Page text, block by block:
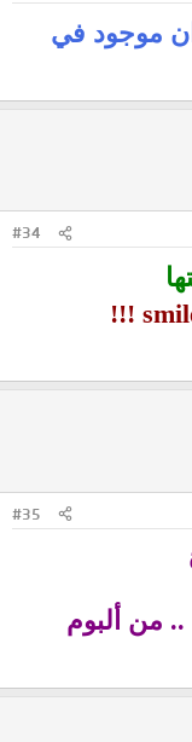
موجود في
#34
!!!
#35
.. من ألبوم